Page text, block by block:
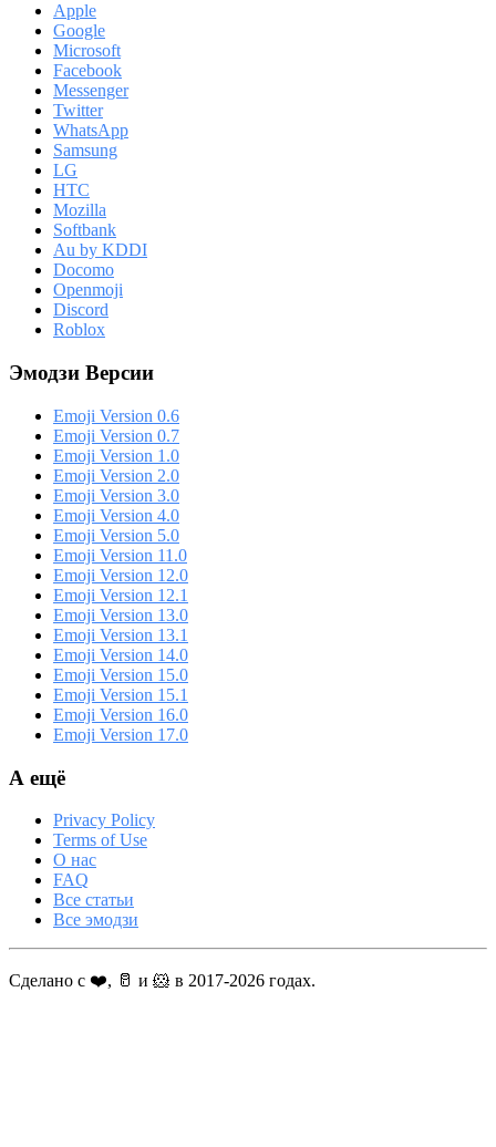
Apple
Google
Microsoft
Facebook
Messenger
Twitter
WhatsApp
Samsung
LG
HTC
Mozilla
Softbank
Au by KDDI
Docomo
Openmoji
Discord
Roblox
Эмодзи Версии
Emoji Version 0.6
Emoji Version 0.7
Emoji Version 1.0
Emoji Version 2.0
Emoji Version 3.0
Emoji Version 4.0
Emoji Version 5.0
Emoji Version 11.0
Emoji Version 12.0
Emoji Version 12.1
Emoji Version 13.0
Emoji Version 13.1
Emoji Version 14.0
Emoji Version 15.0
Emoji Version 15.1
Emoji Version 16.0
Emoji Version 17.0
А ещё
Privacy Policy
Terms of Use
О нас
FAQ
Все статьи
Все эмодзи
Сделано с ❤️, 🥛 и 🐹 в 2017-2026 годах.